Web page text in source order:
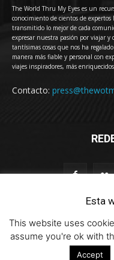
The World Thru My Eyes es un
conocimiento de cientos de
transmitido lo mejor de cada
expresar nuestra pasión por viajar y
tantísimas cosas que nos ha
manera más fiable y personal con
viajes inspiradores, más
Contacto:
© 2011-2023 The World Thru
Esta
This website uses
assume you're ok with
Accept